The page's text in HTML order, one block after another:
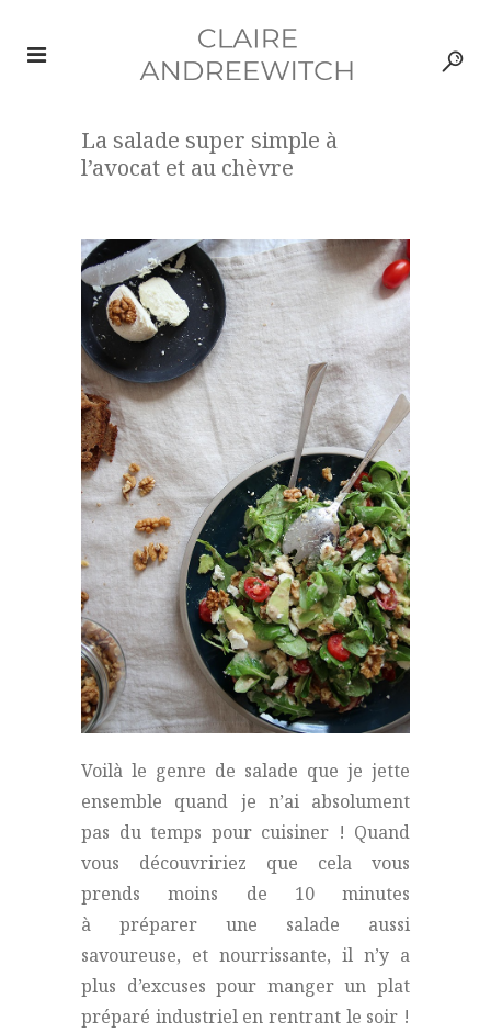
La salade super simple à
l’avocat et au chèvre
Voilà le genre de salade que je jette
ensemble quand je n’ai absolument
pas du temps pour cuisiner ! Quand
vous découvririez que cela vous
prends moins de 10 minutes
à préparer une salade aussi
savoureuse, et nourrissante, il n’y a
plus d’excuses pour manger un plat
préparé industriel en rentrant le soir !